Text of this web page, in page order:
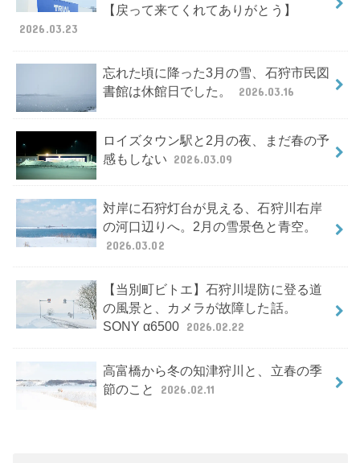
【戻って来てくれてありがとう】
2026.03.23
忘れた頃に降った3月の雪、石狩市民図
書館は休館日でした。
2026.03.16
ロイズタウン駅と2月の夜、まだ春の予
感もしない 2026.03.09
対岸に石狩灯台が見える、石狩川右岸
の河口辺りへ。2月の雪景色と青空。
2026.03.02
【当別町ビトエ】石狩川堤防に登る道
の風景と、カメラが故障した話。
SONY α6500 2026.02.22
高富橋から冬の知津狩川と、立春の季
節のこと
2026.02.11